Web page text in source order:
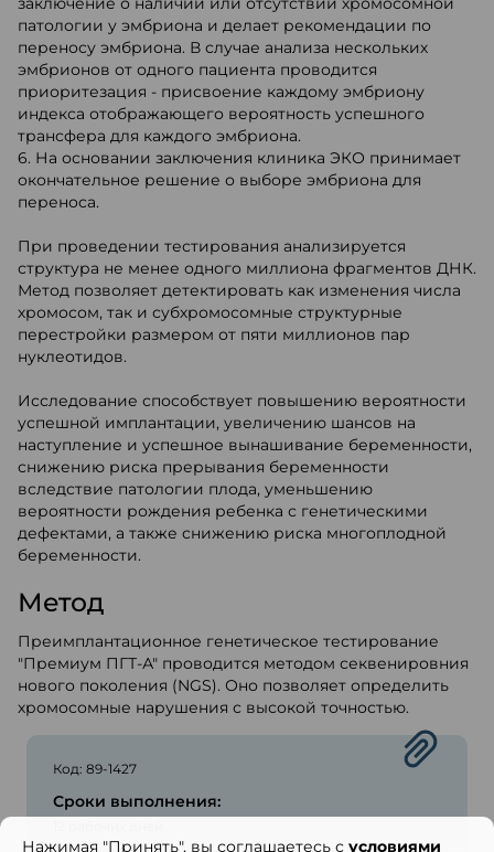
патологии у эмбриона и делает рекомендации по
переносу эмбриона. В случае анализа нескольких
эмбрионов от одного пациента проводится
приоритезация - присвоение каждому эмбриону
индекса отображающего вероятность успешного
трансфера для каждого эмбриона.
6. На основании заключения клиника ЭКО принимает
окончательное решение о выборе эмбриона для
переноса.
При проведении тестирования анализируется
структура не менее одного миллиона фрагментов ДНК.
Метод позволяет детектировать как изменения числа
хромосом, так и субхромосомные структурные
перестройки размером от пяти миллионов пар
нуклеотидов.
Исследование способствует повышению вероятности
успешной имплантации, увеличению шансов на
наступление и успешное вынашивание беременности,
снижению риска прерывания беременности
вследствие патологии плода, уменьшению
вероятности рождения ребенка с генетическими
дефектами, а также снижению риска многоплодной
беременности.
Метод
Преимплантационное генетическое тестирование
"Премиум ПГТ-А" проводится методом секвенировния
нового поколения (NGS). Оно позволяет определить
хромосомные нарушения с высокой точностью.
Код: 89-1427
Сроки выполнения:
Нажимая "Принять", вы соглашаетесь с условиями